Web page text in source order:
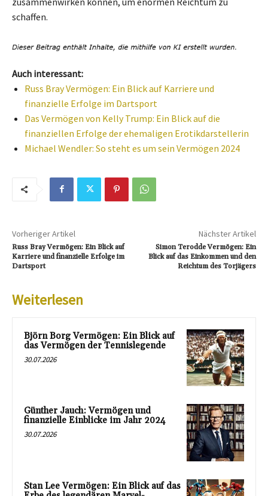
schaffen.
Auch interessant:
Russ Bray Vermögen: Ein Blick auf Karriere und
finanzielle Erfolge im Dartsport
Das Vermögen von Kelly Trump: Ein Blick auf die
finanziellen Erfolge der ehemaligen Erotikdarstellerin
Michael Wendler: So steht es um sein Vermögen 2024
Vorheriger Artikel
Russ Bray Vermögen: Ein Blick auf
Karriere und finanzielle Erfolge im
Dartsport
Nächster Artikel
Simon Terodde Vermögen: Ein
Blick auf das Einkommen und den
Reichtum des Torjägers
Weiterlesen
Björn Borg Vermögen: Ein Blick auf
das Vermögen der Tennislegende
30.07.2026
Günther Jauch: Vermögen und
finanzielle Einblicke im Jahr 2024
30.07.2026
Stan Lee Vermögen: Ein Blick auf das